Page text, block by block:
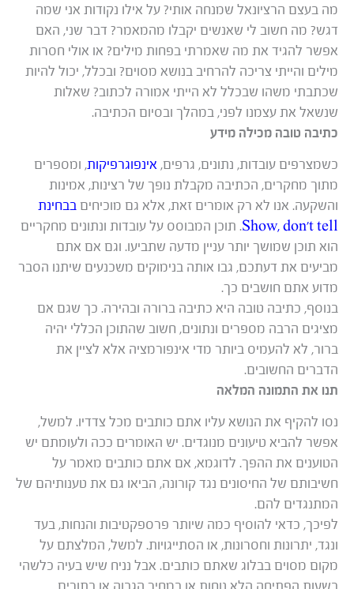
מה בעצם הרציונאל שמנחה אותי? על אילו נקודות אני שמה
דגש? מה חשוב לי שאנשים יקבלו מהמאמר? דבר שני, האם
אפשר להגיד את מה שאמרתי בפחות מילים? או אולי חסרות
מילים והייתי צריכה להרחיב בנושא מסוים? ובכלל, יכול להיות
שכתבתי משהו שבכלל לא הייתי אמורה לכתוב? שאלות
שנשאל את עצמנו לפני, במהלך ובסיום הכתיבה.
כתיבה טובה מכילה מידע
כשמצרפים עובדות, נתונים, גרפים, אינפוגרפיקות, ומספרים
מתוך מחקרים, הכתיבה מקבלת נופך של רצינות, אמינות
והשקעה. אנו לא רק אומרים זאת, אלא גם מוכיחים בבחינת
Show, don’t tell. תוכן המבוסס על עובדות ונתונים מחקריים
הוא תוכן שמושך יותר עניין מדעה שתביעו. וגם אם אתם
מביעים את דעתכם, גבו אותה בנימוקים משכנעים שיתנו הסבר
מדוע אתם חושבים כך.
בנוסף, כתיבה טובה היא כתיבה ברורה ובהירה. כך שגם אם
מציגים הרבה מספרים ונתונים, חשוב שהתוכן הכללי יהיה
ברור, לא להעמיס ביותר מדי אינפורמציה אלא לציין את
הדברים החשובים.
תנו את התמונה המלאה
נסו להקיף את הנושא עליו אתם כותבים מכל צדדיו. למשל,
אפשר להביא טיעונים מנוגדים. יש האומרים ככה ולעומתם יש
הטוענים את ההפך. לדוגמא, אם אתם כותבים מאמר על
חשיבותם של החיסונים נגד קורונה, הביאו גם את טענותיהם של
המתנגדים להם.
לפיכך, כדאי להוסיף כמה שיותר פרספקטיבות והנחות, בעד
ונגד, יתרונות וחסרונות, או הסתייגויות. למשל, המלצתם על
מקום מסוים בבלוג שאתם כותבים. אבל נניח שיש בעיה כלשהי